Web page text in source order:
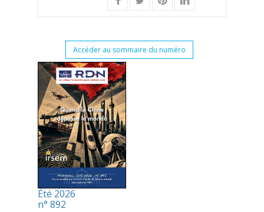
Accéder au sommaire du numéro
Été 2026
n° 892